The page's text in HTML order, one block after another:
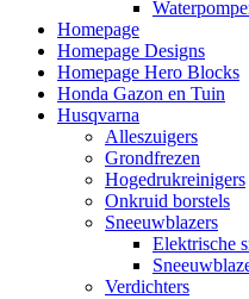
Homepage
Homepage Designs
Homepage Hero Blocks
Honda Gazon en Tuin
Husqvarna
Alleszuigers
Grondfrezen
Hogedrukreinigers
Onkruid borstels
Sneeuwblazers
Elektrische
Verdichters